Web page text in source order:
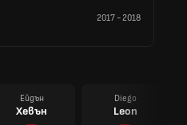
2017-2018
Ейдън
Хевън
Diego
Leon